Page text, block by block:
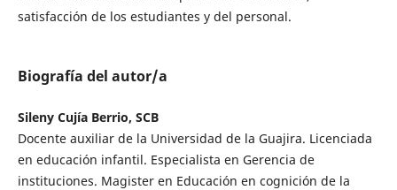
satisfacción de los estudiantes y del personal.
Biografía del autor/a
Sileny Cujía Berrio, SCB
Docente auxiliar de la Universidad de la Guajira. Licenciada
en educación infantil. Especialista en Gerencia de
instituciones. Magister en Educación en cognición de la